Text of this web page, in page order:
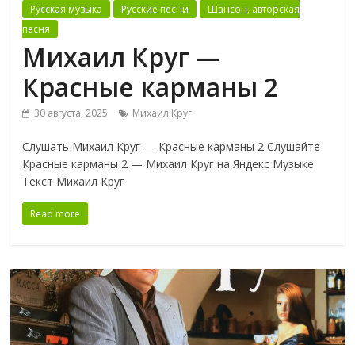
Русская музыка Русские песни
Шансон, авторская
песня
Михаил Круг —
Красные карманы 2
30 августа, 2025 Михаил Круг
Слушать Михаил Круг — Красные карманы 2 Слушайте
Красные карманы 2 — Михаил Круг на Яндекс Музыке
Текст Михаил Круг
Read more